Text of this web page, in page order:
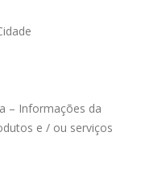
– Informações da
e / ou serviços